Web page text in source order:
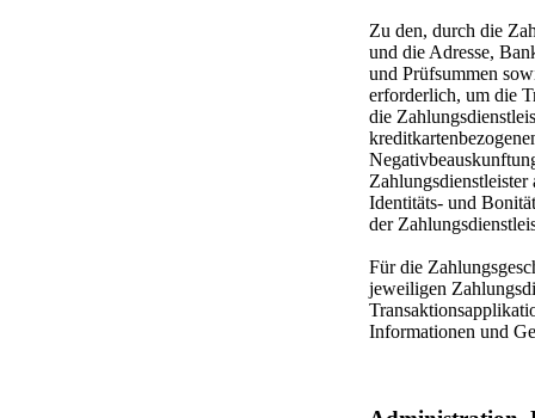
Zu den, durch die
und die Adresse,
und Prüfsummen
erforderlich, um die
die
Identitäts- und
der
Für die
jeweiligen
Informationen und